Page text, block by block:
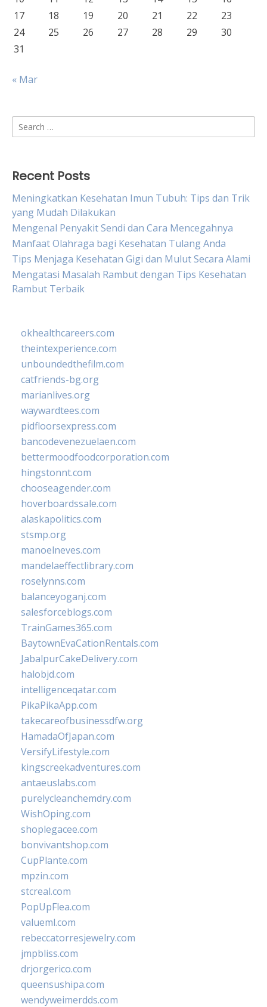
17
18 19 20 21 22
23
24
25 26 27 28 29
30
31
« Mar
Search
for:
Recent Posts
Meningkatkan Kesehatan Imun Tubuh: Tips dan Trik
yang Mudah Dilakukan
Mengenal Penyakit Sendi dan Cara Mencegahnya
Manfaat Olahraga bagi Kesehatan Tulang Anda
Tips Menjaga Kesehatan Gigi dan Mulut Secara Alami
Mengatasi Masalah Rambut dengan Tips Kesehatan
Rambut Terbaik
okhealthcareers.com
theintexperience.com
unboundedthefilm.com
catfriends-bg.org
marianlives.org
waywardtees.com
pidfloorsexpress.com
bancodevenezuelaen.com
bettermoodfoodcorporation.com
hingstonnt.com
chooseagender.com
hoverboardssale.com
alaskapolitics.com
stsmp.org
manoelneves.com
mandelaeffectlibrary.com
roselynns.com
balanceyoganj.com
salesforceblogs.com
TrainGames365.com
BaytownEvaCationRentals.com
JabalpurCakeDelivery.com
halobjd.com
intelligenceqatar.com
PikaPikaApp.com
takecareofbusinessdfw.org
HamadaOfJapan.com
VersifyLifestyle.com
kingscreekadventures.com
antaeuslabs.com
purelycleanchemdry.com
WishOping.com
shoplegacee.com
bonvivantshop.com
CupPlante.com
mpzin.com
stcreal.com
PopUpFlea.com
valueml.com
rebeccatorresjewelry.com
jmpbliss.com
drjorgerico.com
queensushipa.com
wendyweimerdds.com